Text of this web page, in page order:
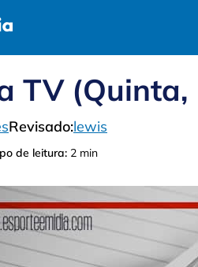
TV (Quinta,
Revisado:lewis
de leitura: 2 min